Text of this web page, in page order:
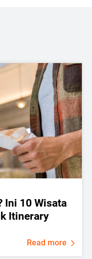
Ini 10 Wisata
Itinerary
Read more